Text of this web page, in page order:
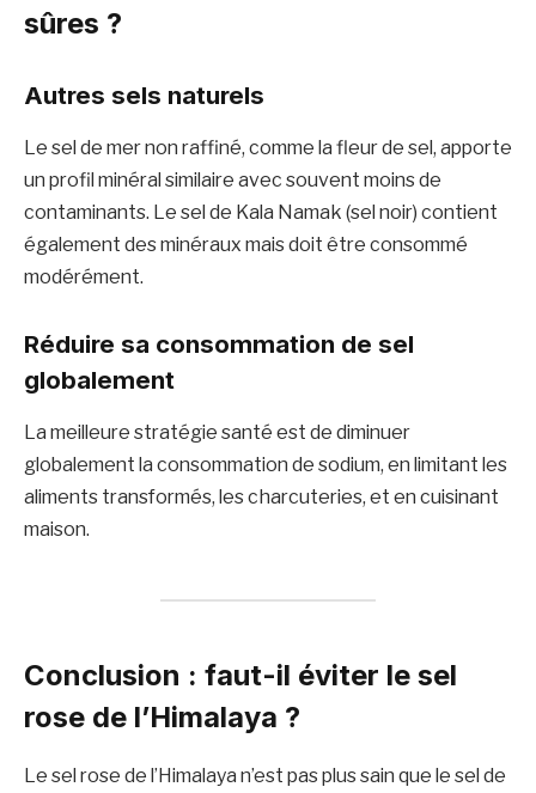
sûres ?
Autres sels naturels
Le sel de mer non raffiné, comme la fleur de sel, apporte
un profil minéral similaire avec souvent moins de
contaminants. Le sel de Kala Namak (sel noir) contient
également des minéraux mais doit être consommé
modérément.
Réduire sa consommation de sel
globalement
La meilleure stratégie santé est de diminuer
globalement la consommation de sodium, en limitant les
aliments transformés, les charcuteries, et en cuisinant
maison.
Conclusion : faut-il éviter le sel
rose de l’Himalaya ?
Le sel rose de l’Himalaya n’est pas plus sain que le sel de